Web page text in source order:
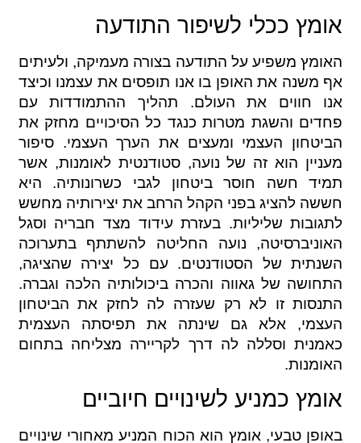
אומץ ככלי לשיפור התודעה
האומץ משפיע על התודעה בצורה מעמיקה, ולעיתים
אף משנה את האופן בו אנו תופסים את עצמנו וכיצד
אנו חווים את העולם. תהליך ההתמודדות עם
פחדים והשגת מטרות כנגד כל הסיכויים מחזק את
הביטחון העצמי ומעצים את הערך העצמי. סיפור
מעניין הוא זה של נועה, סטודנטית לאומנות, אשר
תמיד חשה חוסר ביטחון לגבי כשרונותיה. היא
חששה להציג בפני הקהל הרחב את יצירותיה מחשש
לתגובות שליליות. בעזרת עידוד מצד חבריה וסגל
האוניברסיטה, נועה החליטה להשתתף בתערוכה
השנתית של הסטודנטים. עם כל יצירה שהציגה,
התחושה של גאווה והכרה ביכולותיה הלכה וגברה.
התנסות זו לא רק שעזרה לה לחזק את הביטחון
העצמי, אלא גם שינתה את תפיסתה העצמית
כאמנית וסללה לה דרך לקריירה מצליחה בתחום
האומנות.
אומץ כמניע לשינויים חיוביים
באופן טבעי, אומץ הוא הכוח המניע מאחורי שינויים